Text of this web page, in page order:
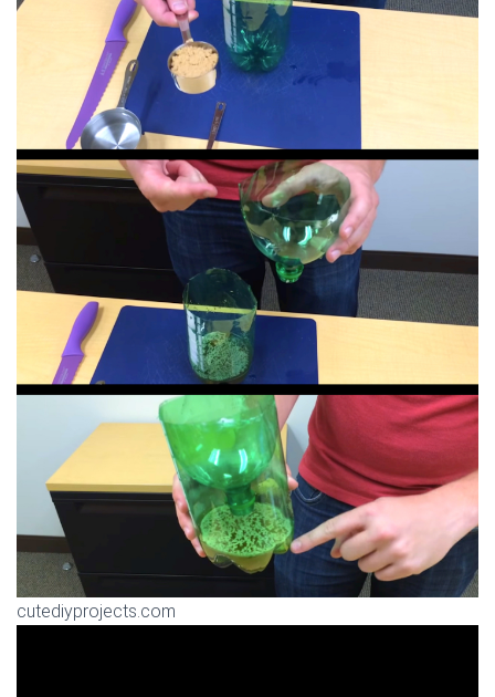
cutediyprojects.com